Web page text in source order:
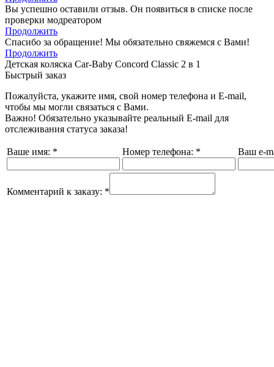
Вы успешно оставили отзыв. Он появиться в списке после
проверки модреатором
Продолжить
Спасибо за обращение! Мы обязательно свяжемся с Вами!
Продолжить
Детская коляска Car-Baby Concord Classiс 2 в 1
Быстрый заказ
Пожалуйста, укажите имя, свой номер телефона и E-mail,
чтобы мы могли связаться с Вами.
Важно! Обязательно указывайте реальный E-mail для
отслеживания статуса заказа!
Ваше имя: * Номер телефона: * Ваш e-
Комментарий к заказу: *